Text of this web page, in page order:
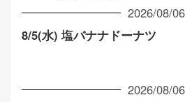
2026/08/06
8/5(水) 塩バナナドーナツ
2026/08/06